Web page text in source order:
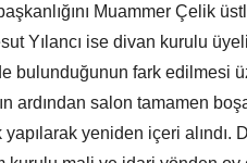
Muammer Çelik
Yılancı ise divan kurulu
bulunduğunun fark edilmesi
ardından salon tamamen
yeniden içeri alındı.